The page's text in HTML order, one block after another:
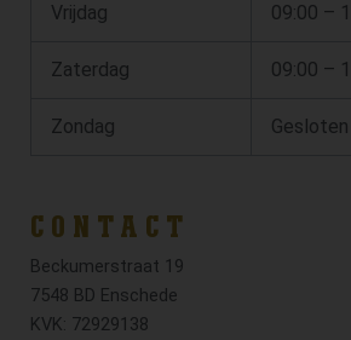
Vrijdag 09:00 –
Zaterdag 09:00 –
Zondag Gesloten
CONTACT
Beckumerstraat 19
7548 BD Enschede
KVK: 72929138